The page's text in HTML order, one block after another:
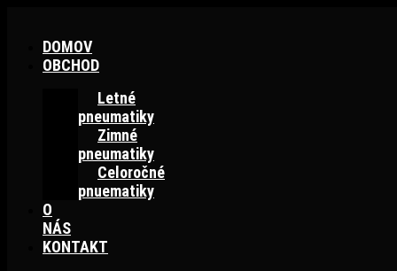
DOMOV
OBCHOD
Letné
pneumatiky
Zimné
pneumatiky
Celoročné
pnuematiky
O
NÁS
KONTAKT